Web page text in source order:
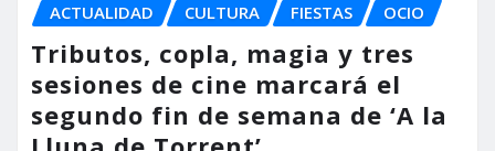
ACTUALIDAD CULTURA FIESTAS OCIO
Tributos, copla, magia y tres
sesiones de cine marcará el
segundo fin de semana de ‘A la